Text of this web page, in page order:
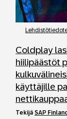
Coldplay
hiilipäästöt
käyttäjille
tekijä SAP